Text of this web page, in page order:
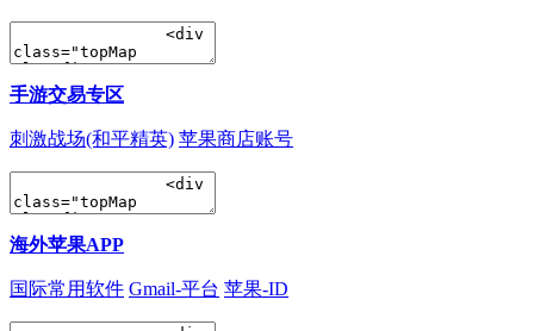
手游交易专区
刺激战场(和平精英) 苹果商店账号
海外苹果APP
国际常用软件 Gmail-平台 苹果-ID